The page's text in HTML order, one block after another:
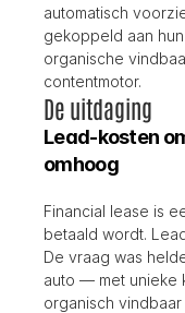
automatisch
gekoppeld aan
organische
contentmotor.
De uitdaging
Lead-kosten
omhoog
Financial lease is
betaald wordt.
De vraag was
auto — met unieke
organisch